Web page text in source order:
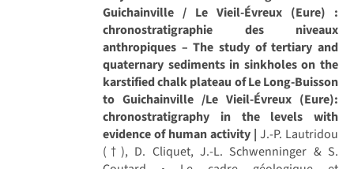
Guichainville / Le Vieil-Évreux (Eure) :
chronostratigraphie des niveaux
anthropiques – The study of tertiary and
quaternary sediments in sinkholes on the
karstified chalk plateau of Le Long-Buisson
to Guichainville /Le Vieil-Évreux (Eure):
chronostratigraphy in the levels with
evidence of human activity | J.-P. Lautridou
(†), D. Cliquet, J.-L. Schwenninger & S.